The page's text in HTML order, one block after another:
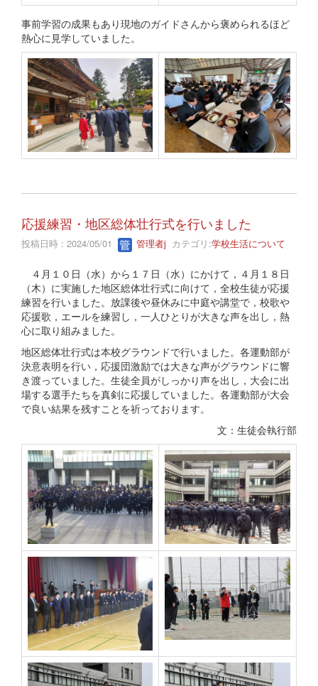
事前学習の成果もあり現地のガイドさんから褒められるほど
熱心に見学していました。
応援練習・地区総体壮行式を行いました
投稿日時 : 2024/05/01 管理者j カテゴリ:学校生活について
４月１０日（水）から１７日（水）にかけて，４月１８日
（木）に実施した地区総体壮行式に向けて，全校生徒が応援
練習を行いました。放課後や昼休みに中庭や講堂で，校歌や
応援歌，エールを練習し，一人ひとりが大きな声を出し，熱
心に取り組みました。
地区総体壮行式は本校グラウンドで行いました。各運動部が
決意表明を行い，応援団激励では大きな声がグラウンドに響
き渡っていました。生徒全員がしっかり声を出し，大会に出
場する選手たちを真剣に応援していました。各運動部が大会
で良い結果を残すことを祈っております。
文：生徒会執行部